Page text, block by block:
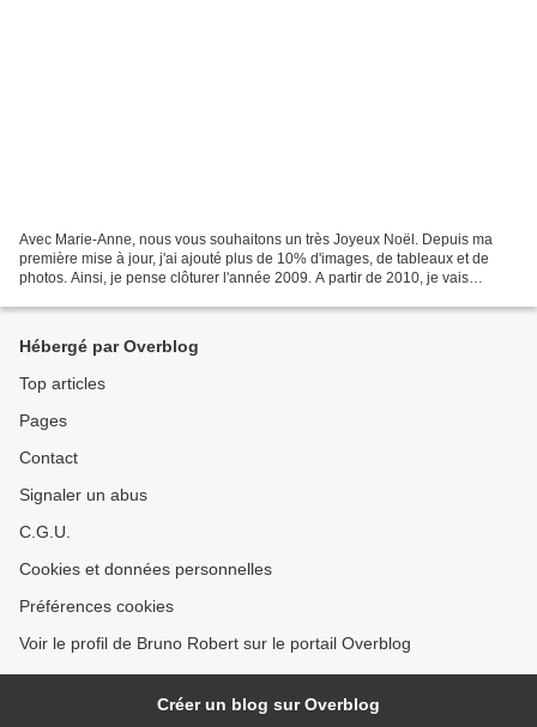
Avec Marie-Anne, nous vous souhaitons un très Joyeux Noël. Depuis ma
première mise à jour, j'ai ajouté plus de 10% d'images, de tableaux et de
photos. Ainsi, je pense clôturer l'année 2009. A partir de 2010, je vais
Hébergé par Overblog
Top articles
Pages
Contact
Signaler un abus
C.G.U.
Cookies et données personnelles
Préférences cookies
Voir le profil de Bruno Robert sur le portail Overblog
Créer un blog sur Overblog